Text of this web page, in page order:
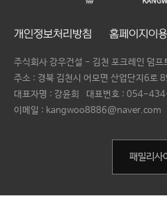
개인정보처리방침 홈페이지이
주식회사 강우건설 - 김천 포크레인 덤프
주소 : 경북 김천시 어모면 산업단지6로
대표자명 : 강윤희 대표번호 : 054-
이메일 : kangwoo8886@naver.com